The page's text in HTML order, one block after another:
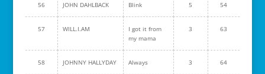
56 JOHN DAHLBACK Blink 5 54
57 WILL.I.AM
I got it from
my mama
3 63
58 JOHNNY HALLYDAY Always 3 64